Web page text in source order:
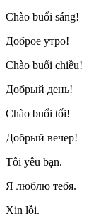
Chào buổi sáng!
Доброе утро!
Chào buổi chiều!
Добрый день!
Chào buổi tối!
Добрый вечер!
Tôi yêu bạn.
Я люблю тебя.
Xin lỗi.